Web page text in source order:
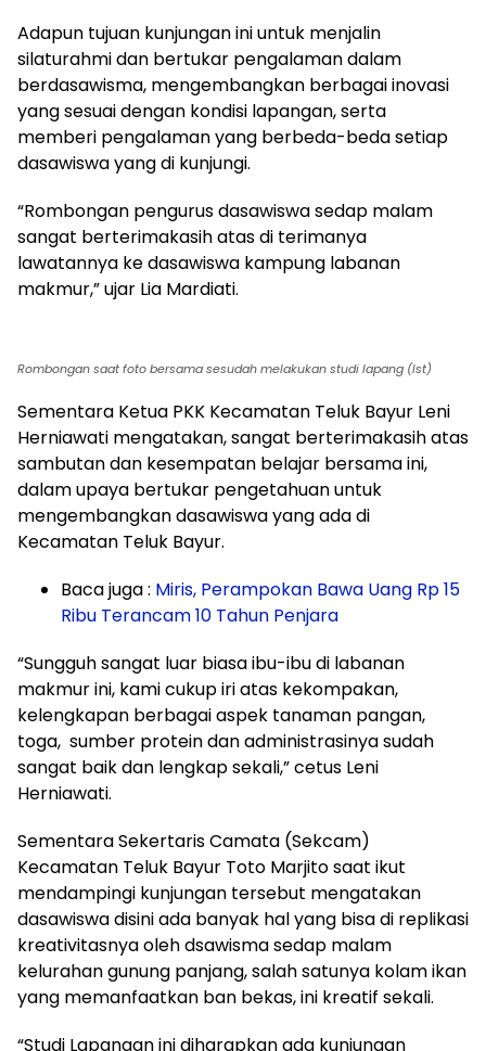
Adapun tujuan kunjungan ini untuk menjalin
silaturahmi dan bertukar pengalaman dalam
berdasawisma, mengembangkan berbagai inovasi
yang sesuai dengan kondisi lapangan, serta
memberi pengalaman yang berbeda-beda setiap
dasawiswa yang di kunjungi.
“Rombongan pengurus dasawiswa sedap malam
sangat berterimakasih atas di terimanya
lawatannya ke dasawiswa kampung labanan
makmur,” ujar Lia Mardiati.
Rombongan saat foto bersama sesudah melakukan studi lapang (Ist)
Sementara Ketua PKK Kecamatan Teluk Bayur Leni
Herniawati mengatakan, sangat berterimakasih atas
sambutan dan kesempatan belajar bersama ini,
dalam upaya bertukar pengetahuan untuk
mengembangkan dasawiswa yang ada di
Kecamatan Teluk Bayur.
Baca juga : Miris, Perampokan Bawa Uang Rp 15
Ribu Terancam 10 Tahun Penjara
“Sungguh sangat luar biasa ibu-ibu di labanan
makmur ini, kami cukup iri atas kekompakan,
kelengkapan berbagai aspek tanaman pangan,
toga, sumber protein dan administrasinya sudah
sangat baik dan lengkap sekali,” cetus Leni
Herniawati.
Sementara Sekertaris Camata (Sekcam)
Kecamatan Teluk Bayur Toto Marjito saat ikut
mendampingi kunjungan tersebut mengatakan
dasawiswa disini ada banyak hal yang bisa di replikasi
kreativitasnya oleh dsawisma sedap malam
kelurahan gunung panjang, salah satunya kolam ikan
yang memanfaatkan ban bekas, ini kreatif sekali.
“Studi Lapangan ini diharapkan ada kunjungan